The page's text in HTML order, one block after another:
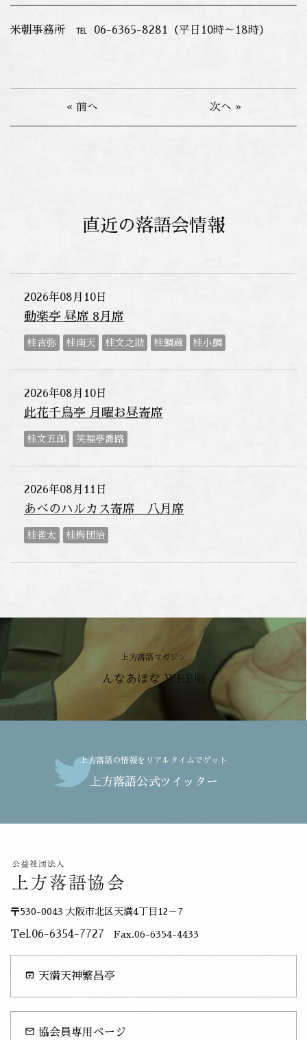
米朝事務所 ℡ 06-6365-8281（平日10時～18時）
« 前へ 次へ »
直近の落語会情報
2026年08月10日
動楽亭 昼席 8月席
桂吉弥 桂南天 桂文之助 桂鯛蔵 桂小鯛
2026年08月10日
此花千鳥亭 月曜お昼寄席
桂文五郎 笑福亭喬路
2026年08月11日
あべのハルカス寄席 八月席
桂雀太 桂梅団治
上方落語マガジン
んなあほな WEB版
上方落語の情報をリアルタイムでゲット
上方落語公式ツイッター
〒530-0043 大阪市北区天満4丁目12－7
Tel.06-6354-7727 Fax.06-6354-4433
open_in_browser 天満天神繁昌亭
mail_outline 協会員専用ページ